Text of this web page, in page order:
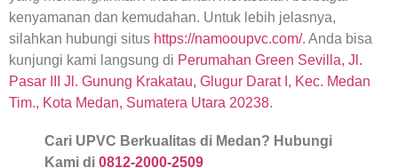
kenyamanan dan kemudahan. Untuk lebih jelasnya,
silahkan hubungi situs https://namooupvc.com/. Anda bisa
kunjungi kami langsung di Perumahan Green Sevilla, Jl.
Pasar III Jl. Gunung Krakatau, Glugur Darat I, Kec. Medan
Tim., Kota Medan, Sumatera Utara 20238.
Cari UPVC Berkualitas di Medan? Hubungi
Kami di 0812-2000-2509